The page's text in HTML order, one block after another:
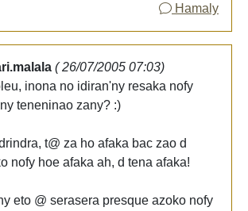
Hamaly
( 26/07/2005 07:03)
inona no idiran'ny resaka nofy
teneninao zany? :)
t@ za ho afaka bac zao d
nofy hoe afaka ah, d tena afaka!
eto @ serasera presque azoko nofy